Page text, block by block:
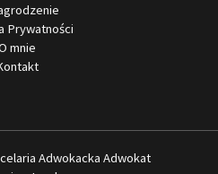
Prywatności
mnie
Adwokacka Adwokat